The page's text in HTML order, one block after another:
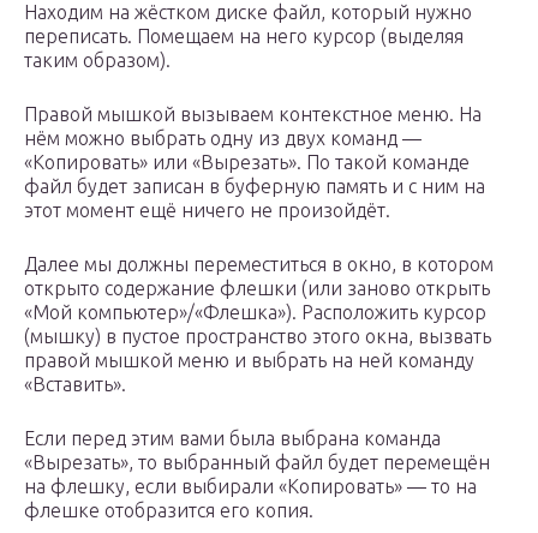
Находим на жёстком диске файл, который нужно
переписать. Помещаем на него курсор (выделяя
таким образом).
Правой мышкой вызываем контекстное меню. На
нём можно выбрать одну из двух команд —
«Копировать» или «Вырезать». По такой команде
файл будет записан в буферную память и с ним на
этот момент ещё ничего не произойдёт.
Далее мы должны переместиться в окно, в котором
открыто содержание флешки (или заново открыть
«Мой компьютер»/«Флешка»). Расположить курсор
(мышку) в пустое пространство этого окна, вызвать
правой мышкой меню и выбрать на ней команду
«Вставить».
Если перед этим вами была выбрана команда
«Вырезать», то выбранный файл будет перемещён
на флешку, если выбирали «Копировать» — то на
флешке отобразится его копия.